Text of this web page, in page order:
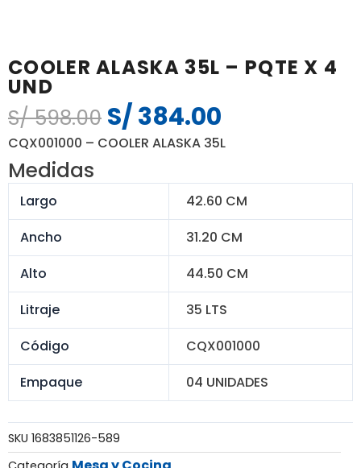
COOLER ALASKA 35L – PQTE X 4
UND
S/598.00 El
precio
era:
S/ 598.00.
S/384.00
precio
es:
S/ 384.00.
CQX001000 – COOLER ALASKA 35L
Medidas
Largo
42.60 CM
Ancho
31.20 CM
Alto
44.50 CM
Litraje
35 LTS
Código
CQX001000
Empaque
04 UNIDADES
SKU 1683851126-589